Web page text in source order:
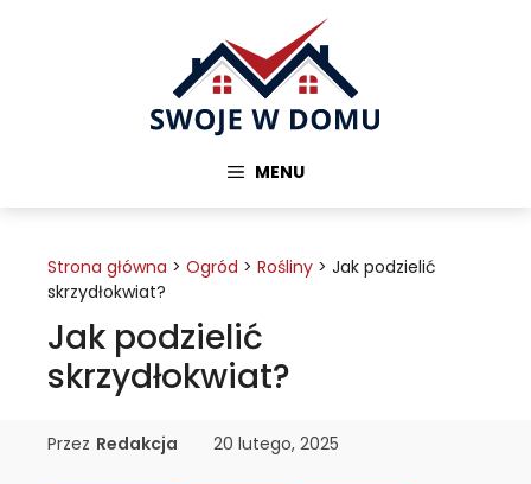
MENU
Strona główna > Ogród > Rośliny > Jak podzielić
skrzydłokwiat?
Jak podzielić
skrzydłokwiat?
Przez Redakcja 20 lutego, 2025